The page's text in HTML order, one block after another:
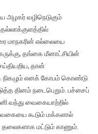
அழகர் வழிநெடுகும்
தல்லாக்குளத்தில்
மாநகரின் எல்லையை
தங்கை மீனாட்சியின்
தான்
நிகழும் எனக் கோபம் கொண்டு
தினம் நடைபெறும். பச்சைப்
வந்து வைகையாற்றில்
கூடும் மக்களால்
மட்டும் காணும்.